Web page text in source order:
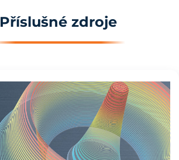
Příslušné zdroje